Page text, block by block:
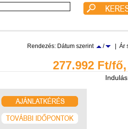
Rendezés: Dátum szerint / | Ár
277.992 Ft/